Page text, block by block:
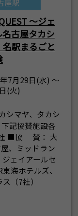
屋駅
～ジェ
古屋タカシ
名駅まるごと
7月29日(水) ～
(火)
マヤ、タカシ
記協賛施設各
社 ■協 賛： 大
、ミッドラン
ェイアールセ
海ホテルズ、
（7社）